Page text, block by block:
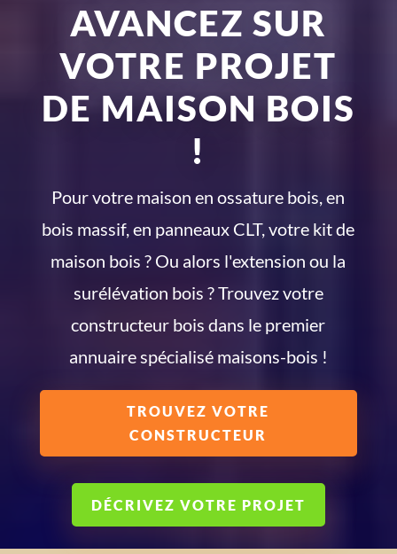
AVANCEZ SUR
VOTRE PROJET
DE MAISON BOIS
!
Pour votre maison en ossature bois, en
bois massif, en panneaux CLT, votre kit de
maison bois ? Ou alors l'extension ou la
surélévation bois ? Trouvez votre
constructeur bois dans le premier
annuaire spécialisé maisons-bois !
TROUVEZ VOTRE
CONSTRUCTEUR
DÉCRIVEZ VOTRE PROJET